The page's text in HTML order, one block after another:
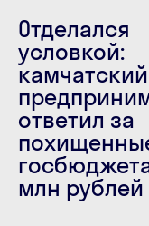
Отделался
условкой:
камчатский
ответил за
млн рублей